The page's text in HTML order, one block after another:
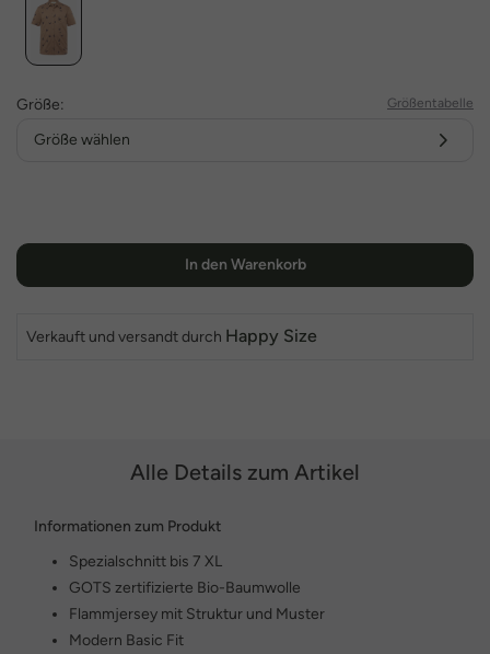
Größe: Größentabelle
Größe wählen
In den Warenkorb
Verkauft und versandt durch Happy Size
Alle Details zum Artikel
Informationen zum Produkt
Spezialschnitt bis 7 XL
GOTS zertifizierte Bio-Baumwolle
Flammjersey mit Struktur und Muster
Modern Basic Fit